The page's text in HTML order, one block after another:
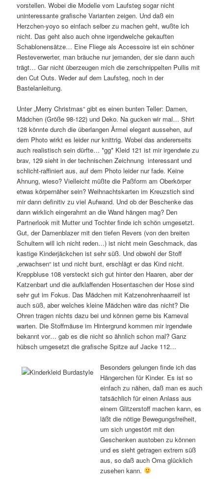
vorstellen. Wobei die Modelle vom Laufsteg sogar nicht
uninteressante grafische Varianten zeigen. Und daß ein
Herzchen-yoyo so einfach selber zu machen geht, wußte ich
nicht. Das geht also auch ohne irgendwelche gekauften
Schablonensätze… Eine Fliege als Accessoire ist ein schöner
Resteverwerter, man bräuche nur jemanden, der sie dann auch
trägt… Gar nicht überzeugen mich die zerschnippelten Pullis mit
den Cut Outs. Weder auf dem Laufsteg, noch in der
Bastelanleitung.
Unter „Merry Christmas“ gibt es einen bunten Teller: Damen,
Mädchen (Größe 98-122) und Deko. Na gucken wir mal… Shirt
128 könnte durch die überlangen Ärmel elegant aussehen, auf
dem Photo wirkt es leider nur knittrig. Wobei das andererseits
auch realistisch sein dürfte… *gg* Kleid 121 ist mir irgendwie zu
brav, 129 sieht in der technischen Zeichnung interessant und
schlicht-raffiniert aus, auf dem Photo leider nur fade. Keine
Ahnung, wieso? Vielleicht müßte die Paßform am Oberkörper
etwas körpernäher sein? Weihnachtskarten im Kreuzstich sind
mir dann definitiv zu viel Aufwand. Und ob der Beschenke das
dann wirklich eingerahmt an die Wand hängen mag? Den
Partnerlook mit Mutter und Tochter finde ich schön umgesetzt.
Gut, der Damenblazer mit den tiefen Revers (von den breiten
Schultern will ich nicht reden…) ist nicht mein Geschmack, das
kastige Kinderjäckchen ist sehr süß. Und obwohl der Stoff
„erwachsen“ ist und nicht bunt, erschlägt er das Kind nicht.
Kreppbluse 108 versteckt sich gut hinter den Haaren, aber der
Katzenbart und die aufklaffenden Hosentaschen der Hose sind
sehr gut im Fokus. Das Mädchen mit Katzenohrenhaarreif ist
auch süß, aber welches kleine Mädchen wäre das nicht? Die
Ohren tragen nichts dazu bei und können gerne bis Karneval
warten. Die Stoffmäuse im Hintergrund kommen mir irgendwie
bekannt vor… gab es die nicht so ähnlich schon mal? Ganz
hübsch umgesetzt die grafische Spitze auf Jacke 112…
Besonders gelungen finde ich das
Hängerchen für Kinder. Es ist so
einfach zu nähen, daß man es auch
tatsächlich für einen Anlass aus
einem Glitzerstoff machen kann, es
läßt die nötige Bewegungsfreiheit,
um sich ungestört mit den
Geschenken austoben zu können
und es sieht getragen extrem süß
aus, so daß auch Oma glücklich
zusehen kann.